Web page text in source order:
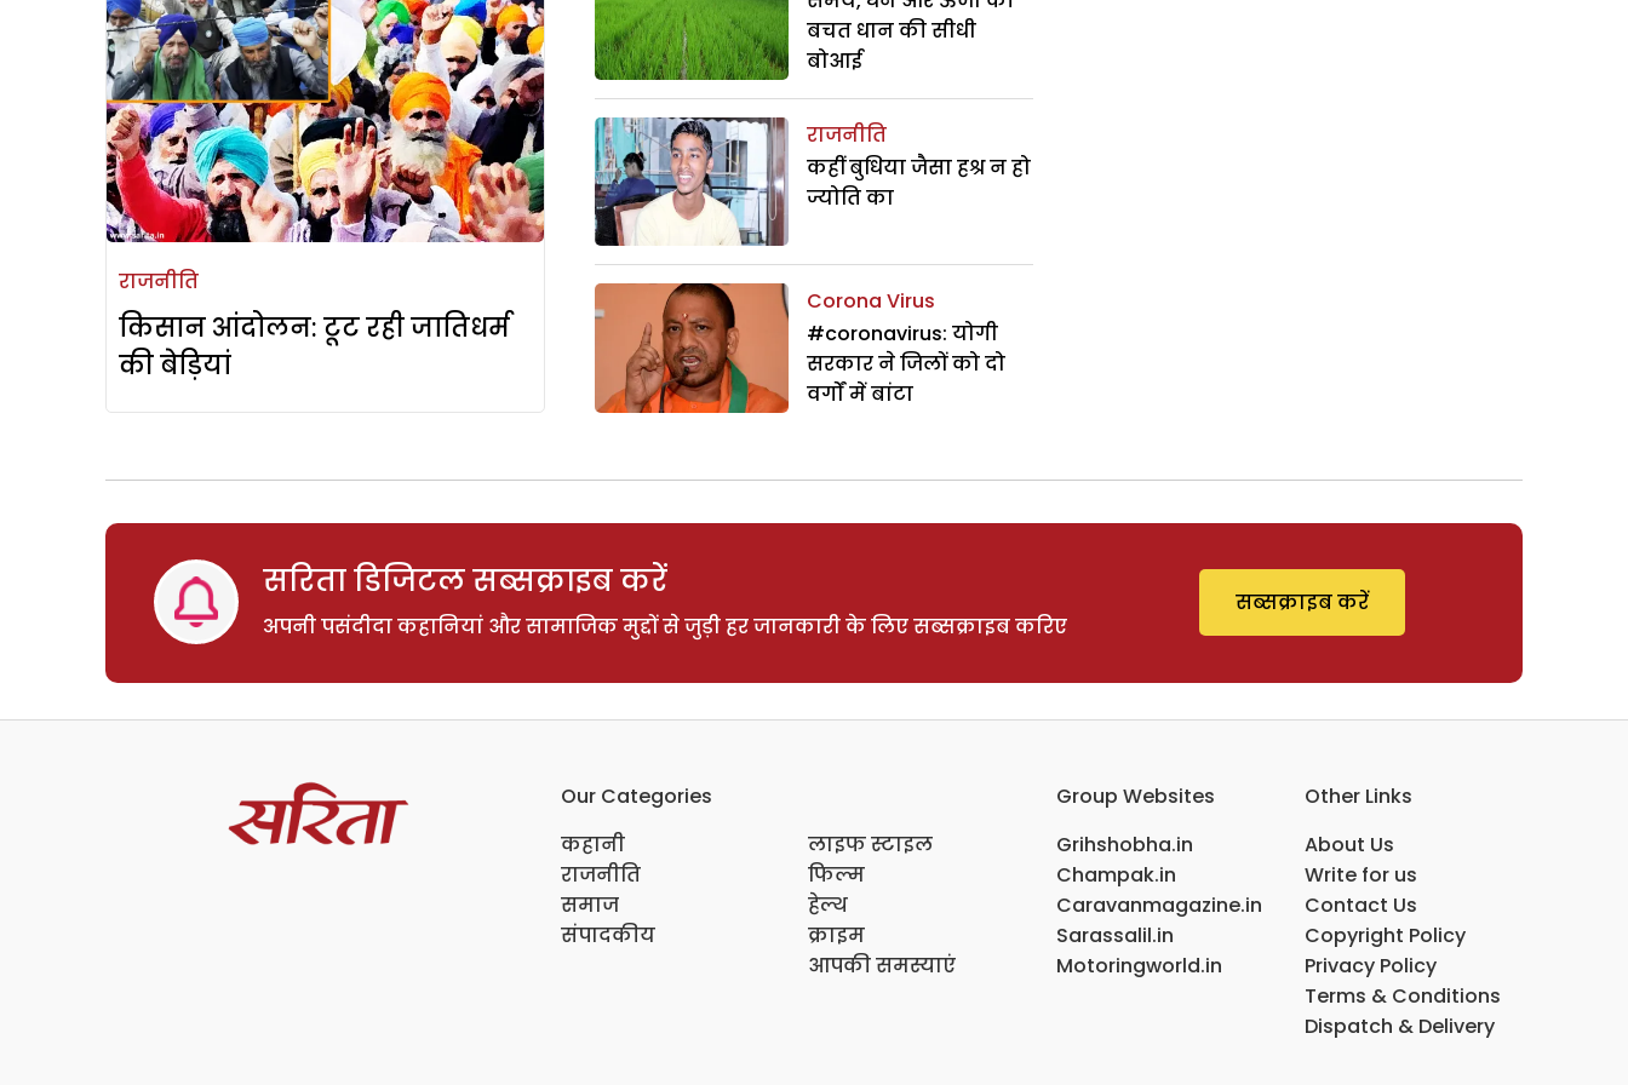
राजनीति
किसान आंदोलन: टूट रही जातिधर्म
की बेड़ियां
बचत धान की सीधी
बोआई
राजनीति
कहीं बुधिया जैसा हश्र न हो
ज्योति का
Corona Virus
#coronavirus: योगी
सरकार ने जिलों को दो
वर्गों में बांटा
सरिता डिजिटल सब्सक्राइब करें
अपनी पसंदीदा कहानियां और सामाजिक मुद्दों से जुड़ी हर जानकारी के लिए सब्सक्राइब करिए
सब्सक्राइब करें
Our Categories
कहानी
राजनीति
समाज
संपादकीय
लाइफ स्टाइल
फिल्म
हेल्थ
क्राइम
आपकी समस्याएं
Group Websites
Grihshobha.in
Champak.in
Caravanmagazine.in
Sarassalil.in
Motoringworld.in
Other Links
About Us
Write for us
Contact Us
Copyright Policy
Privacy Policy
Terms & Conditions
Dispatch & Delivery